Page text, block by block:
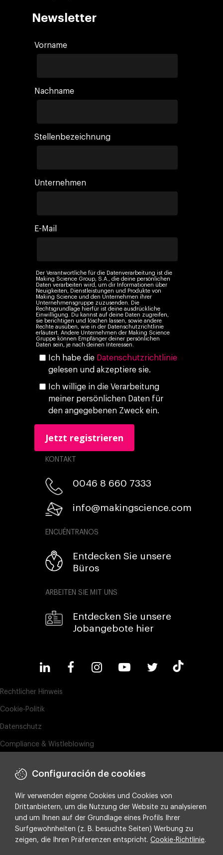
Newsletter
Vorname
Nachname
Stellenbezeichnung
Unternehmen
E-Mail
Der Verantwortliche für die Datenverarbeitung ist die
Making Science Group, S.A., die deine persönlichen
Daten verarbeiten wird, um dir Informationen über
Neuigkeiten, Dienstleistungen und Produkte von
Making Science und den Unternehmen ihrer
Unternehmensgruppe zuzusenden. Die
Rechtsgrundlage hierfür ist deine ausdrückliche
Einwilligung. Du kannst auf deine Daten zugreifen,
sie berichtigen und löschen lassen, sowie andere
Rechte ausüben, wie in der Datenschutzrichtlinie
erläutert. Andere Unternehmen der Making Science
Gruppe können Empfänger deiner persönlichen
Daten sein, je nach deinen Interessen.
Ich habe die Datenschutzrichtlinie
gelesen und akzeptiere sie.
Ich willige in die Verarbeitung
meiner persönlichen Daten für
den angegebenen Zweck ein.
KONTAKT
0046 8 660 7333​
info@makingscience.com
ENCUÉNTRANOS
Entdecken Sie unsere
Büros
ARBEITEN SIE MIT UNS
Entdecken Sie unsere
Jobangebote hier
Copyright ©2026 Making Science
Rechtlicher Hinweis
Cookie-Politik
Datenschutz
Compliance & Wistleblowing
Integrated policy on Information Security, Quality and Environment
Cookie-Einstellungen
Configuración de cookies
Wir verwenden eigene Cookies und Cookies von
Drittanbietern, um die Nutzung der Website zu analysieren
und um Ihnen auf der Grundlage eines Profils Ihrer
Surfgewohnheiten (z. B. besuchte Seiten) Werbung zu
zeigen, die Ihren Präferenzen entspricht. Cookie-Richtlinie.